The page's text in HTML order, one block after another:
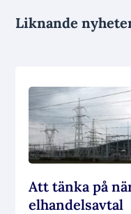
Liknande
Att tänka på
elhandelsavtal